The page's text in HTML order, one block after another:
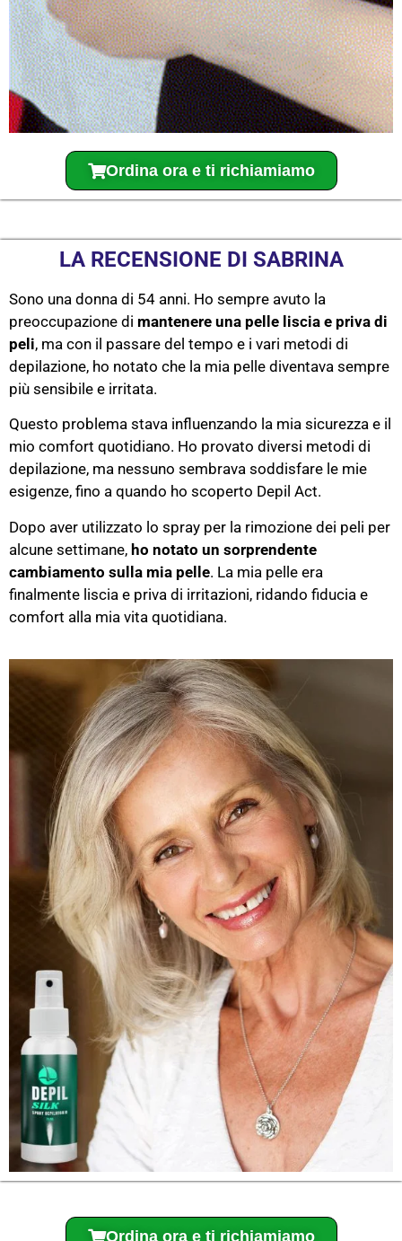
Ordina ora e ti richiamiamo
LA RECENSIONE DI SABRINA
Sono una donna di 54 anni. Ho sempre avuto la
preoccupazione di mantenere una pelle liscia e priva di
peli, ma con il passare del tempo e i vari metodi di
depilazione, ho notato che la mia pelle diventava sempre
più sensibile e irritata.
Questo problema stava influenzando la mia sicurezza e il
mio comfort quotidiano. Ho provato diversi metodi di
depilazione, ma nessuno sembrava soddisfare le mie
esigenze, fino a quando ho scoperto Depil Act.
Dopo aver utilizzato lo spray per la rimozione dei peli per
alcune settimane, ho notato un sorprendente
cambiamento sulla mia pelle. La mia pelle era
finalmente liscia e priva di irritazioni, ridando fiducia e
comfort alla mia vita quotidiana.
Ordina ora e ti richiamiamo